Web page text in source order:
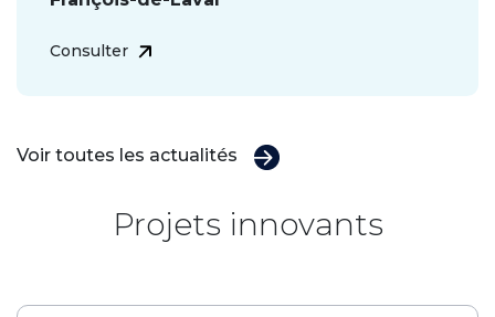
Voir toutes les actualités
Consulter
Projets innovants